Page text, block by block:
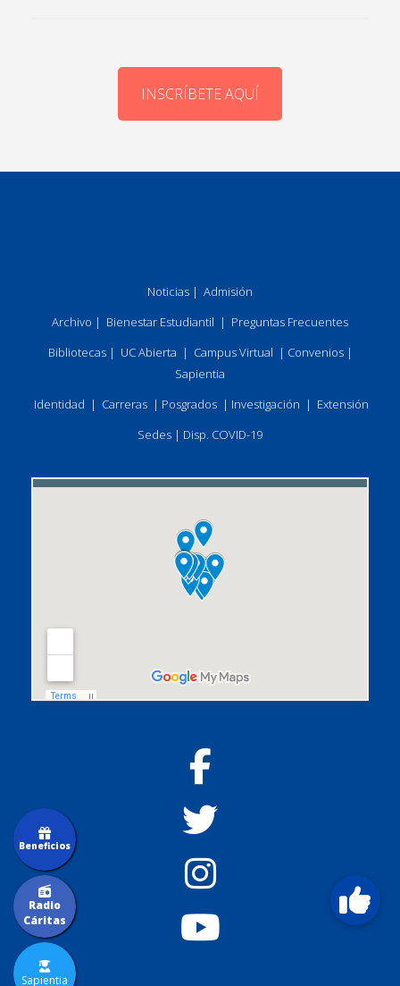
INSCRÍBETE AQUÍ
Noticias | Admisión
Archivo | Bienestar Estudiantil | Preguntas Frecuentes
Bibliotecas| UC Abierta | Campus Virtual | Convenios|
Sapientia
Identidad | Carreras | Posgrados | Investigación | Extensión
Sedes | Disp. COVID-19
Sapientia
Radio
Cáritas
Beneficios